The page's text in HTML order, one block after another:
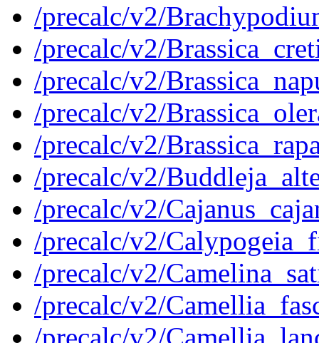
/precalc/v2/
/precalc/v2/
/precalc/v2/
/precalc/v2/
/precalc/v2/
/precalc/v2/
/precalc/v2/
/precalc/v2/
/precalc/v2/
/precalc/v2/